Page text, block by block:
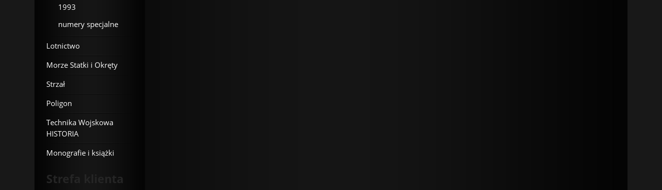
1993
numery specjalne
Lotnictwo
Morze Statki i Okręty
Strzał
Poligon
Technika Wojskowa
HISTORIA
Monografie i książki
Strefa klienta